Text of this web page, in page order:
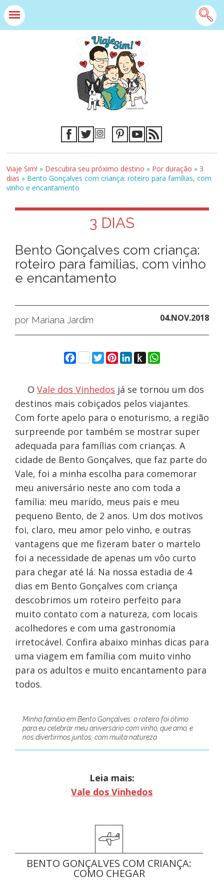
Viaje Sim! » Descubra seu próximo destino » Por duração » 3
dias » Bento Gonçalves com criança: roteiro para famílias, com
vinho e encantamento
3 DIAS
Bento Gonçalves com criança:
roteiro para famílias, com vinho
e encantamento
por Mariana Jardim 04.NOV.2018
Facebook
Twitter
Pinterest
LinkedIn
Push
to
WhatsApp
O Vale dos Vinhedos já se tornou um dos
destinos mais cobiçados pelos viajantes.
Com forte apelo para o enoturismo, a região
surpreende por também se mostrar super
adequada para famílias com crianças. A
cidade de Bento Gonçalves, que faz parte do
Vale, foi a minha escolha para comemorar
meu aniversário neste ano com toda a
família: meu marido, meus pais e meu
pequeno Bento, de 2 anos. Um dos motivos
foi, claro, meu amor pelo vinho, e outras
vantagens que me fizeram bater o martelo
foi a necessidade de apenas um vôo curto
para chegar até lá. Na nossa estadia de 4
dias em Bento Gonçalves com criança
descobrimos um roteiro perfeito para
muito contato com a natureza, com locais
acolhedores e com uma gastronomia
irretocável. Confira abaixo minhas dicas para
uma viagem em família com muito vinho
para os adultos e muito encantamento para
todos.
Minha família em Bento Gonçalves: o roteiro foi ótimo
para eu celebrar meu aniversário com vinho, que amo, e
nos divertirmos juntos, com muita natureza
Leia mais:
Vale dos Vinhedos
BENTO GONÇALVES COM CRIANÇA:
COMO CHEGAR